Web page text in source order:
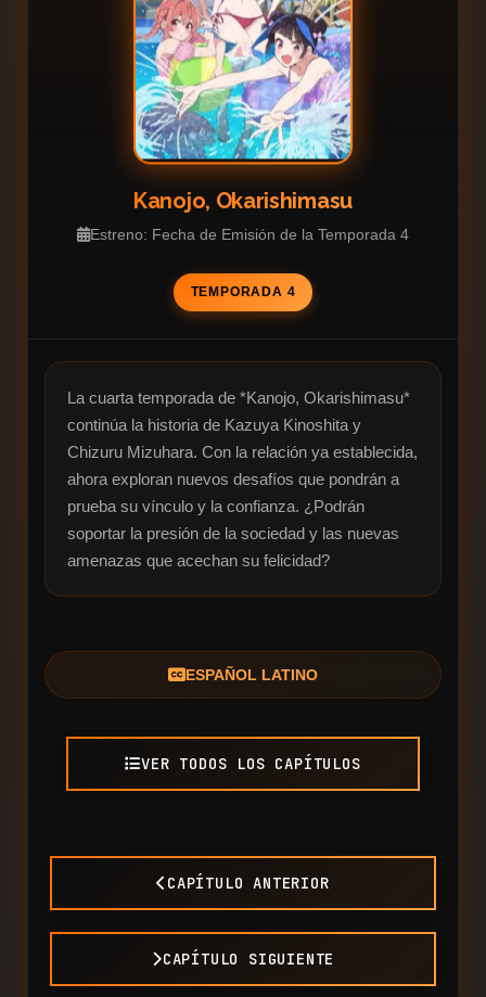
Kanojo, Okarishimasu
Estreno: Fecha de Emisión de la Temporada 4
TEMPORADA 4
La cuarta temporada de *Kanojo, Okarishimasu*
continúa la historia de Kazuya Kinoshita y
Chizuru Mizuhara. Con la relación ya establecida,
ahora exploran nuevos desafíos que pondrán a
prueba su vínculo y la confianza. ¿Podrán
soportar la presión de la sociedad y las nuevas
amenazas que acechan su felicidad?
ESPAÑOL LATINO
VER TODOS LOS CAPÍTULOS
CAPÍTULO ANTERIOR
CAPÍTULO SIGUIENTE